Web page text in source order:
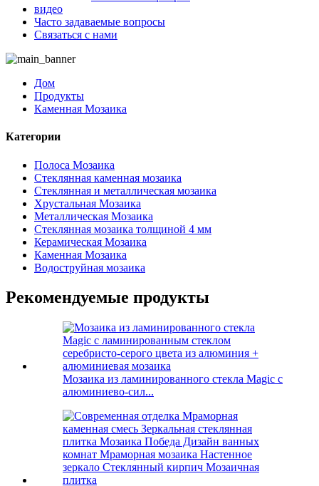
видео
Часто задаваемые вопросы
Связаться с нами
Дом
Продукты
Каменная Мозаика
Категории
Полоса Мозаика
Стеклянная каменная мозаика
Стеклянная и металлическая мозаика
Хрустальная Мозаика
Металлическая Мозаика
Стеклянная мозаика толщиной 4 мм
Керамическая Мозаика
Каменная Мозаика
Водоструйная мозаика
Рекомендуемые продукты
Мозаика из ламинированного стекла Magic с
алюминиево-сил...